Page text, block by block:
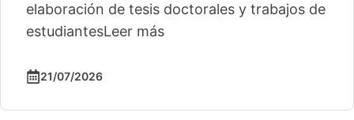
elaboración de tesis doctorales y trabajos de
estudiantesLeer más
21/07/2026